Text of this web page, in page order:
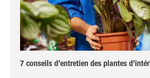
7 conseils d’entretien des plantes